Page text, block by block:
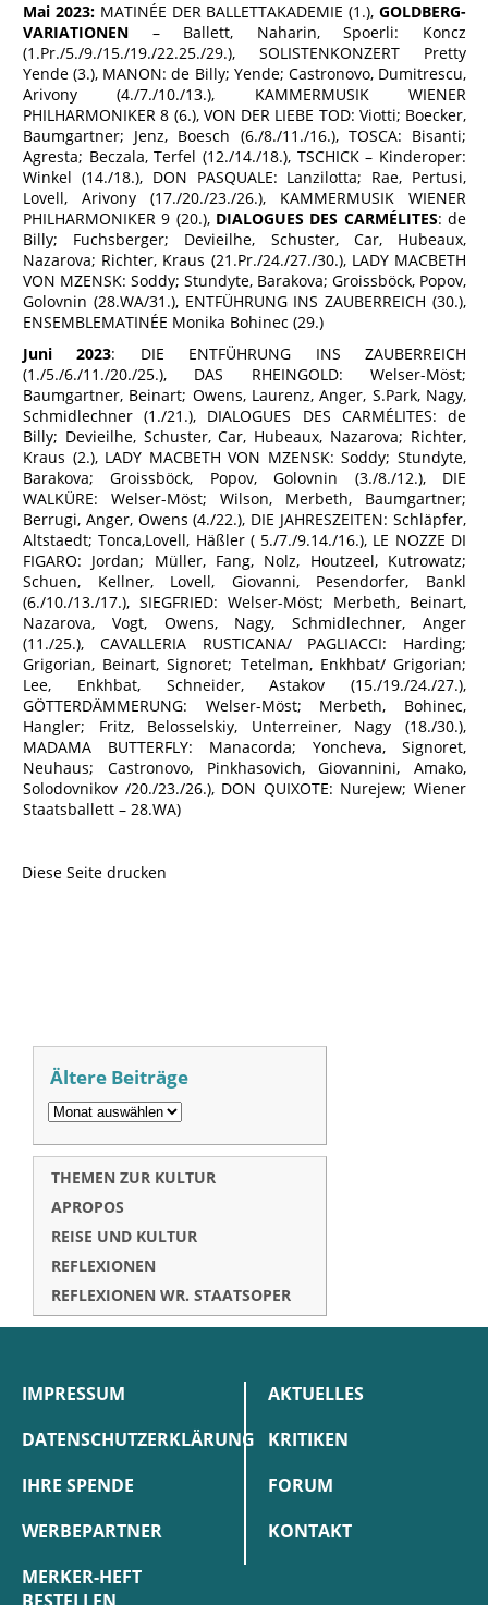
Mai 2023:MATINÉE DER BALLETTAKADEMIE (1.),GOLDBERG-
VARIATIONEN – Ballett, Naharin, Spoerli: Koncz
(1.Pr./5./9./15./19./22.25./29.), SOLISTENKONZERT Pretty
Yende (3.), MANON: de Billy; Yende; Castronovo, Dumitrescu,
Arivony (4./7./10./13.), KAMMERMUSIK WIENER
PHILHARMONIKER 8 (6.), VON DER LIEBE TOD: Viotti; Boecker,
Baumgartner; Jenz, Boesch (6./8./11./16.), TOSCA: Bisanti;
Agresta; Beczala, Terfel (12./14./18.), TSCHICK – Kinderoper:
Winkel (14./18.), DON PASQUALE: Lanzilotta; Rae, Pertusi,
Lovell, Arivony (17./20./23./26.), KAMMERMUSIK WIENER
PHILHARMONIKER 9 (20.), DIALOGUES DES CARMÉLITES: de
Billy; Fuchsberger; Devieilhe, Schuster, Car, Hubeaux,
Nazarova; Richter, Kraus (21.Pr./24./27./30.), LADY MACBETH
VON MZENSK: Soddy; Stundyte, Barakova; Groissböck, Popov,
Golovnin (28.WA/31.), ENTFÜHRUNG INS ZAUBERREICH (30.),
ENSEMBLEMATINÉE Monika Bohinec (29.)
Juni 2023: DIE ENTFÜHRUNG INS ZAUBERREICH
(1./5./6./11./20./25.), DAS RHEINGOLD: Welser-Möst;
Baumgartner, Beinart; Owens, Laurenz, Anger, S.Park, Nagy,
Schmidlechner (1./21.), DIALOGUES DES CARMÉLITES: de
Billy; Devieilhe, Schuster, Car, Hubeaux, Nazarova; Richter,
Kraus (2.), LADY MACBETH VON MZENSK: Soddy; Stundyte,
Barakova; Groissböck, Popov, Golovnin (3./8./12.), DIE
WALKÜRE: Welser-Möst; Wilson, Merbeth, Baumgartner;
Berrugi, Anger, Owens (4./22.), DIE JAHRESZEITEN: Schläpfer,
Altstaedt; Tonca,Lovell, Häßler ( 5./7./9.14./16.), LE NOZZE DI
FIGARO: Jordan; Müller, Fang, Nolz, Houtzeel, Kutrowatz;
Schuen, Kellner, Lovell, Giovanni, Pesendorfer, Bankl
(6./10./13./17.), SIEGFRIED: Welser-Möst; Merbeth, Beinart,
Nazarova, Vogt, Owens, Nagy, Schmidlechner, Anger
(11./25.), CAVALLERIA RUSTICANA/ PAGLIACCI: Harding;
Grigorian, Beinart, Signoret; Tetelman, Enkhbat/ Grigorian;
Lee, Enkhbat, Schneider, Astakov (15./19./24./27.),
GÖTTERDÄMMERUNG: Welser-Möst; Merbeth, Bohinec,
Hangler; Fritz, Belosselskiy, Unterreiner, Nagy (18./30.),
MADAMA BUTTERFLY: Manacorda; Yoncheva, Signoret,
Neuhaus; Castronovo, Pinkhasovich, Giovannini, Amako,
Solodovnikov /20./23./26.), DON QUIXOTE: Nurejew; Wiener
Staatsballett – 28.WA)
Diese Seite drucken
Ältere Beiträge
THEMEN ZUR KULTUR
APROPOS
REISE UND KULTUR
REFLEXIONEN
REFLEXIONEN WR. STAATSOPER
IMPRESSUM
DATENSCHUTZERKLÄRUNG
IHRE SPENDE
WERBEPARTNER
MERKER-HEFT
AKTUELLES
KRITIKEN
FORUM
KONTAKT